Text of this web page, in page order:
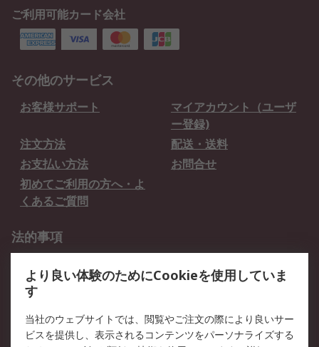
ご利用可能カード会社
その他のサービス
お客様サポート
マイアカウント（ユーザ
ー登録)
注文方法
配送・送料
お支払い方法
お問合せ
初めてご利用の方へ・よ
くあるご質問
法的事項
クッキーポリシー
RSについて
より良い体験のためにCookieを使用していま
す
当社のウェブサイトでは、閲覧やご注文の際により良いサー
ビスを提供し、表示されるコンテンツをパーソナライズする